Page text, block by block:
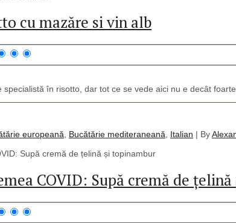
cu mazăre si vin alb
în risotto, dar tot ce se vede aici nu e decât
europeană, Bucătărie mediteraneană, Italian | By
COVID: Supă cremă de